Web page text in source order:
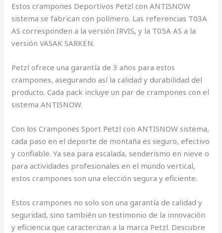
Estos crampones Deportivos Petzl con ANTISNOW
sistema se fabrican con polímero. Las referencias T03A
AS corresponden a la versión IRVIS, y la T05A AS a la
versión VASAK SARKEN.
Petzl ofrece una garantía de 3 años para estos
crampones, asegurando así la calidad y durabilidad del
producto. Cada pack incluye un par de crampones con el
sistema ANTISNOW.
Con los Crampones Sport Petzl con ANTISNOW sistema,
cada paso en el deporte de montaña es seguro, efectivo
y confiable. Ya sea para escalada, senderismo en nieve o
para actividades profesionales en el mundo vertical,
estos crampones son una elección segura y eficiente.
Estos crampones no solo son una garantía de calidad y
seguridad, sino también un testimonio de la innovación
y eficiencia que caracterizan a la marca Petzl. Descubre